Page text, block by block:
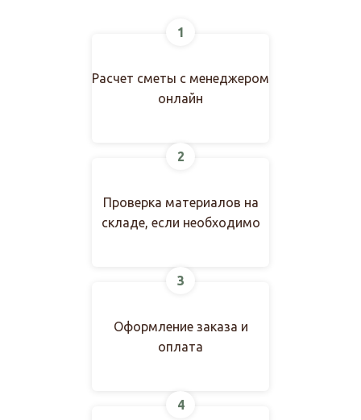
1
Расчет сметы с менеджером
онлайн
2
Проверка материалов на
складе, если необходимо
3
Оформление заказа и
оплата
4